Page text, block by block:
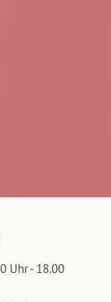
Uhr - 18.00